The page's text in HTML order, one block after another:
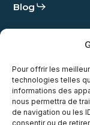
Pour offrir les
technologies telles
informations des
nous permettra de
de navigation ou les
consentir ou de
Blog
Contact